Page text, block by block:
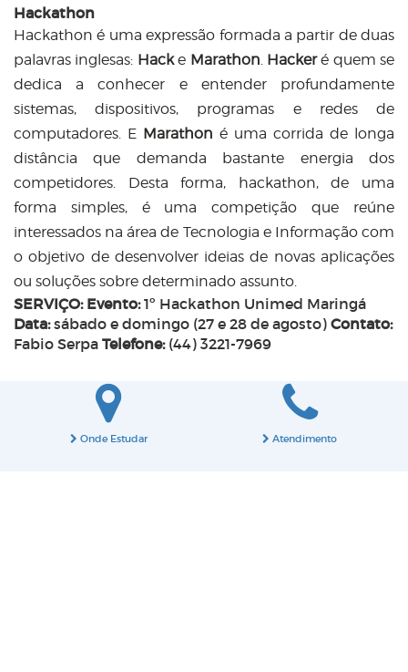
Hackathon
Hackathon é uma expressão formada a partir de duas
palavras inglesas: Hacke Marathon. Hackeré quem se
dedica a conhecer e entender profundamente
sistemas, dispositivos, programas e redes de
computadores. E Marathon é uma corrida de longa
distância que demanda bastante energia dos
competidores. Desta forma, hackathon, de uma
forma simples, é uma competição que reúne
interessados na área de Tecnologia e Informação com
o objetivo de desenvolver ideias de novas aplicações
ou soluções sobre determinado assunto.
SERVIÇO: Evento:1º Hackathon Unimed Maringá
Data:sábado e domingo (27 e 28 de agosto) Contato:
Fabio Serpa Telefone:(44) 3221-7969
Onde Estudar Atendimento